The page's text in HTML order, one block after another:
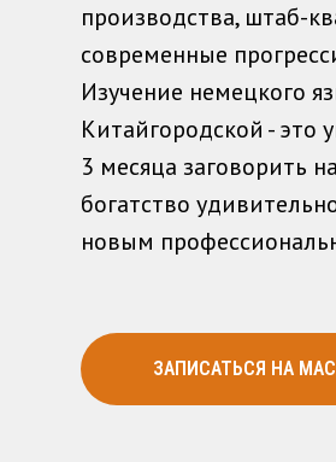
производства, штаб-
современные
Изучение немецкого
Китайгородской - это
3 месяца заговорить
богатство
новым
ЗАПИСАТЬСЯ НА